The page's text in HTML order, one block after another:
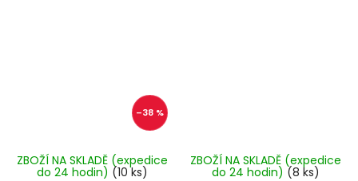
–38 %
ZBOŽÍ NA SKLADĚ (expedice
do 24 hodin) (10 ks)
ZBOŽÍ NA SKLADĚ (expedice
do 24 hodin) (8 ks)